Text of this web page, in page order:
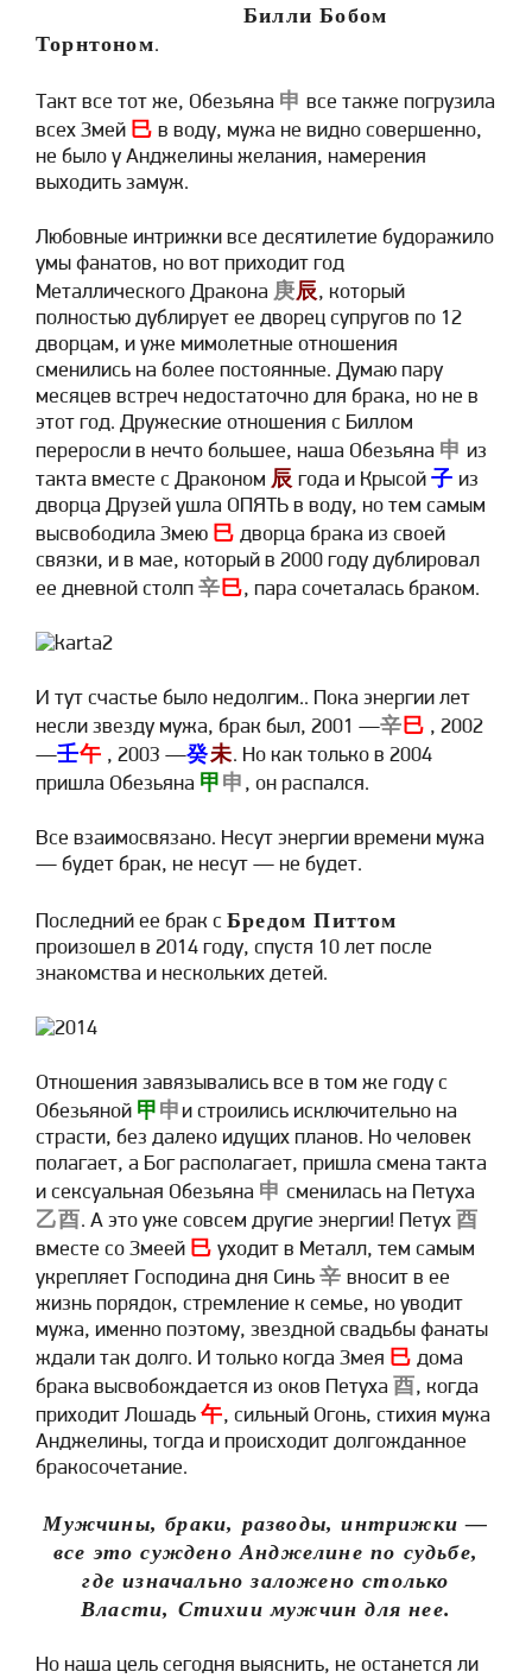
Билли Бобом
Торнтоном.
Такт все тот же, Обезьяна 申 все также погрузила
всех Змей 巳 в воду, мужа не видно совершенно,
не было у Анджелины желания, намерения
выходить замуж.
Любовные интрижки все десятилетие будоражило
умы фанатов, но вот приходит год
Металлического Дракона 庚辰, который
полностью дублирует ее дворец супругов по 12
дворцам, и уже мимолетные отношения
сменились на более постоянные. Думаю пару
месяцев встреч недостаточно для брака, но не в
этот год. Дружеские отношения с Биллом
переросли в нечто большее, наша Обезьяна 申 из
такта вместе с Драконом 辰 года и Крысой子 из
дворца Друзей ушла ОПЯТЬ в воду, но тем самым
высвободила Змею 巳 дворца брака из своей
связки, и в мае, который в 2000 году дублировал
ее дневной столп 辛巳, пара сочеталась браком.
И тут счастье было недолгим.. Пока энергии лет
несли звезду мужа, брак был, 2001 —辛巳 , 2002
—壬午 , 2003 —癸未. Но как только в 2004
пришла Обезьяна 甲 申 , он распался.
Все взаимосвязано. Несут энергии времени мужа
— будет брак, не несут — не будет.
Последний ее брак с Бредом Питтом
произошел в 2014 году, спустя 10 лет после
знакомства и нескольких детей.
Отношения завязывались все в том же году с
Обезьяной 甲 申 и строились исключительно на
страсти, без далеко идущих планов. Но человек
полагает, а Бог располагает, пришла смена такта
и сексуальная Обезьяна 申 сменилась на Петуха
乙酉. А это уже совсем другие энергии! Петух 酉
вместе со Змеей 巳 уходит в Металл, тем самым
укрепляет Господина дня Синь 辛 вносит в ее
жизнь порядок, стремление к семье, но уводит
мужа, именно поэтому, звездной свадьбы фанаты
ждали так долго. И только когда Змея 巳 дома
брака высвобождается из оков Петуха 酉, когда
приходит Лошадь 午, сильный Огонь, стихия мужа
Анджелины, тогда и происходит долгожданное
бракосочетание.
Мужчины, браки, разводы, интрижки —
все это суждено Анджелине по судьбе,
где изначально заложено столько
Власти, Стихии мужчин для нее.
Но наша цель сегодня выяснить, не останется ли